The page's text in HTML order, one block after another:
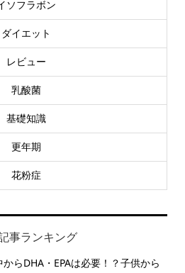
ソフラボン
ダイエット
レビュー
乳酸菌
基礎知識
更年期
花粉症
事ランキング
からDHA・EPAは必要！？子供から